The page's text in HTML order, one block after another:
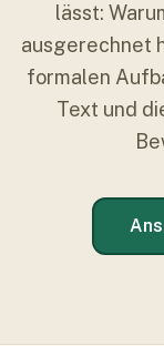
lässt:
ausgerechnet
formalen
Text und